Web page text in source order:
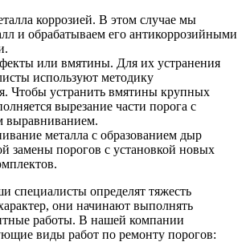
коррозией. В этом случае мы
и обрабатываем его антикоррозийными
или вмятины. Для их устранения
используют методику
Чтобы устранить вмятины крупных
вырезание части порога с
выравниванием.
металла с образованием дыр
замены порогов с установкой новых
специалисты определят тяжесть
они начинают выполнять
работы. В нашей компании
виды работ по ремонту порогов: